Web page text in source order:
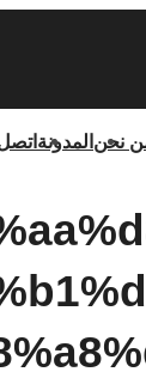
نحن المدونة